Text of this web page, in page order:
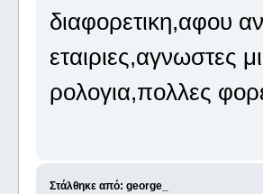
διαφορετικη,αφου
εταιριες,αγνωστες
ρολογια,πολλες
Στάλθηκε από: george_